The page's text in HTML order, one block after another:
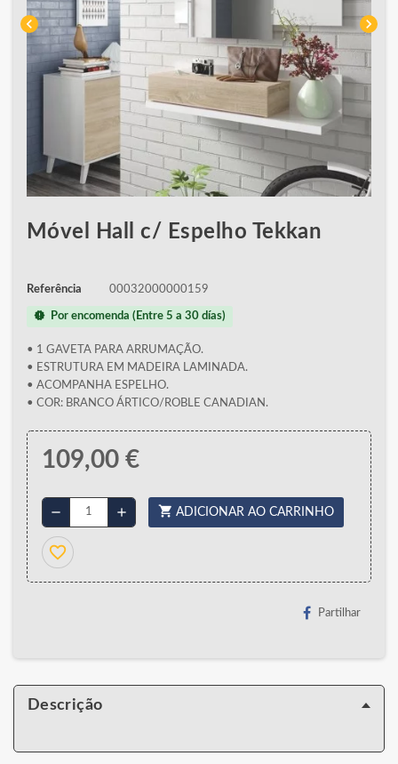
chevron_left chevron_right
Móvel Hall c/ Espelho Tekkan
Referência 00032000000159
new_releases Por encomenda (Entre 5 a 30 días)
• 1 GAVETA PARA ARRUMAÇÃO.
• ESTRUTURA EM MADEIRA LAMINADA.
• ACOMPANHA ESPELHO.
• COR: BRANCO ÁRTICO/ROBLE CANADIAN.
109,00 €
remove add shopping_cart ADICIONAR AO CARRINHO
favorite_border
Partilhar
Descrição